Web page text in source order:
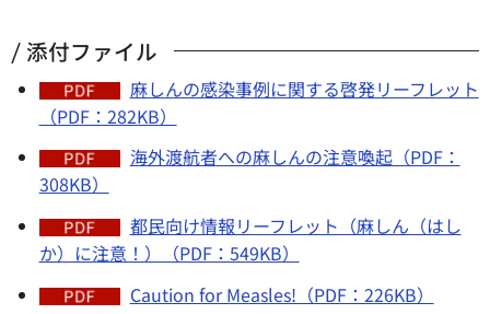
添付ファイル
麻しんの感染事例に関する啓発リーフレット
（PDF：282KB）
海外渡航者への麻しんの注意喚起（PDF：
308KB）
都民向け情報リーフレット（麻しん（はし
か）に注意！）（PDF：549KB）
Caution for Measles!（PDF：226KB）